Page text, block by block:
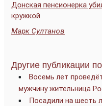
Донская пенсионерка
кружкой
Марк Султанов
Другие публикации
Восемь лет
мужчину жительница
Посадили на шесть